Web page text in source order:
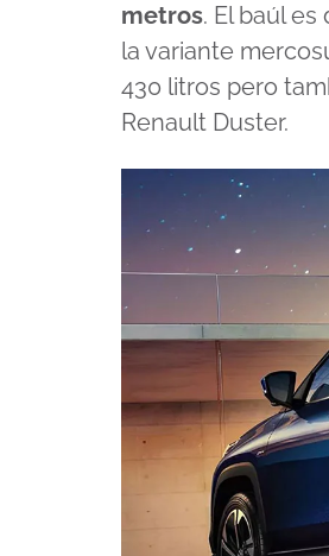
metros. El baúl
la variante
430 litros pero
Renault Duster.